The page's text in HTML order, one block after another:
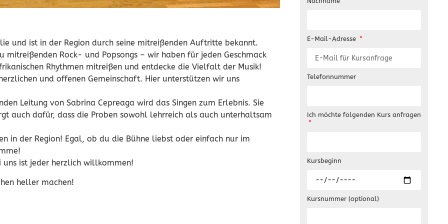
und ist in der Region durch seine mitreißenden Auftritte bekannt.
Rock- und Popsongs – wir haben für jeden Geschmack
Rhythmen mitreißen und entdecke die Vielfalt der Musik!
und offenen Gemeinschaft. Hier unterstützen wir uns
Leitung von Sabrina Cepreaga wird das Singen zum Erlebnis. Sie
auch dafür, dass die Proben sowohl lehrreich als auch unterhaltsam
in der Region! Egal, ob du die Bühne liebst oder einfach nur im
ist jeder herzlich willkommen!
heller machen!
E-Mail-Adresse
Telefonnummer
Ich möchte folgenden Kurs anfragen
Kursbeginn
Kursnummer (optional)